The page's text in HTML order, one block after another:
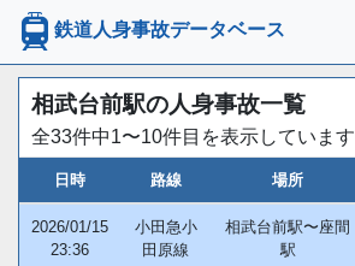
鉄道人身事故データベース
相武台前駅の人身事故一覧
全33件中1〜10件目を表示しています
日時 路線 場所
2026/01/15
23:36
小田急小
田原線
相武台前駅〜座間
駅